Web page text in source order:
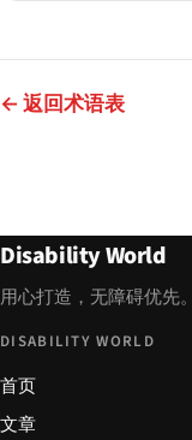
← 返回术语表
Disability World
用心打造，无障碍优先。
DISABILITY WORLD
首页
文章